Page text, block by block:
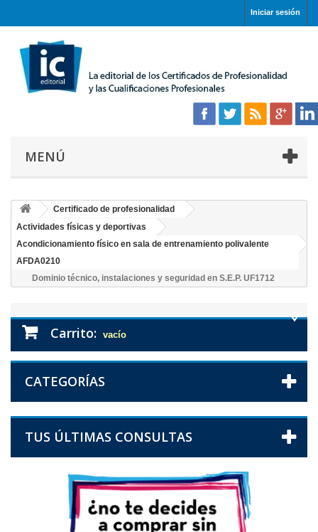
Iniciar sesión
MENÚ
Certificado de profesionalidad
Actividades físicas y deportivas
Acondicionamiento físico en sala de entrenamiento polivalente
AFDA0210
Dominio técnico, instalaciones y seguridad en S.E.P. UF1712
Carrito: vacío
CATEGORÍAS
TUS ÚLTIMAS CONSULTAS